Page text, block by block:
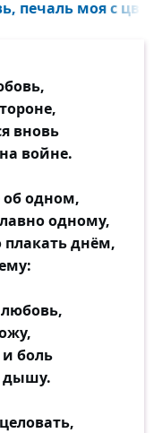
печаль моя с
вновь
войне.
об одном,
одному,
плакать днём,
боль
дышу.